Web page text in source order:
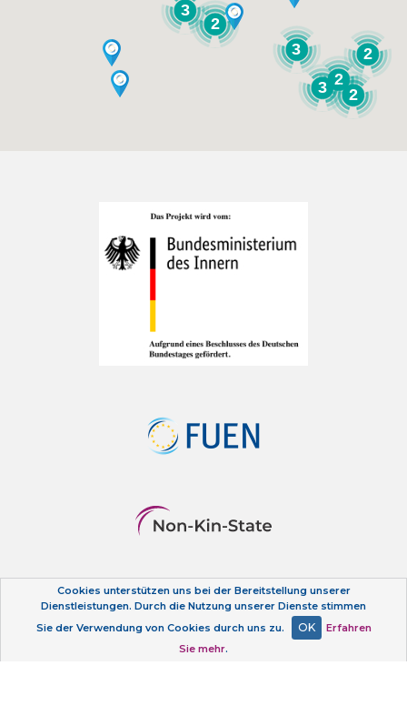
3
2
2
2
3
2
3
Datenschutzerklärung
Cookies unterstützen uns bei der Bereitstellung unserer
Dienstleistungen. Durch die Nutzung unserer Dienste stimmen
Sie der Verwendung von Cookies durch uns zu.
OK
Erfahren
Sie mehr.